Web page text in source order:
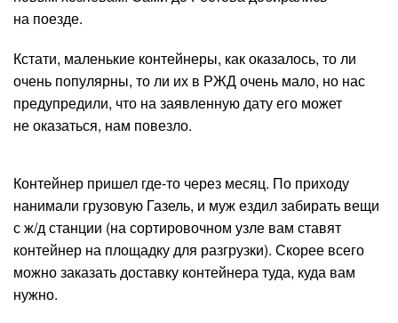
на поезде.
Кстати, маленькие контейнеры, как оказалось, то ли
очень популярны, то ли их в РЖД очень мало, но нас
предупредили, что на заявленную дату его может
не оказаться, нам повезло.
Контейнер пришел где-то через месяц. По приходу
нанимали грузовую Газель, и муж ездил забирать вещи
с ж/д станции (на сортировочном узле вам ставят
контейнер на площадку для разгрузки). Скорее всего
можно заказать доставку контейнера туда, куда вам
нужно.